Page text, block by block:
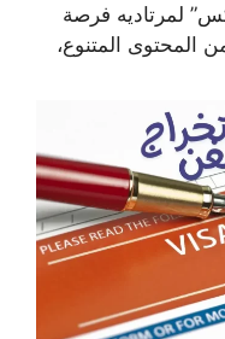
لمرتاديه فرصة
المحتوى المتنوع،